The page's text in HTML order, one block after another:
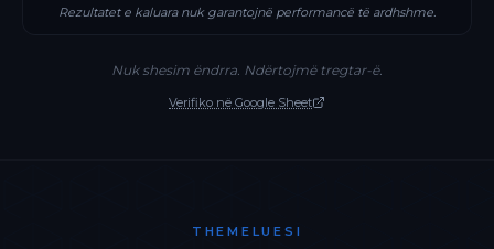
Rezultatet e kaluara nuk garantojnë performancë të ardhshme.
Nuk shesim ëndrra. Ndërtojmë tregtar-ë.
Verifiko në Google Sheet
THEMELUESI